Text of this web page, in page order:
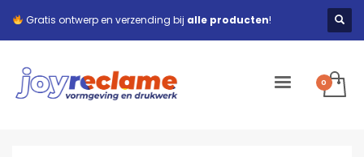
Gratis ontwerp en verzending bij alle producten!